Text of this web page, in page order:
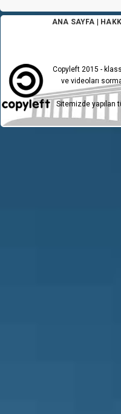
ANA SAYFA
Copyleft 2015 -
ve videoları
Sitemizde yapılan